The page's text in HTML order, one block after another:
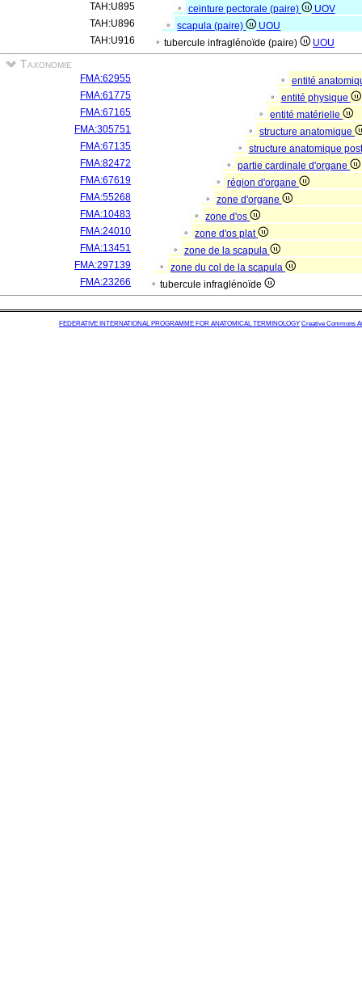
TAH:U895
ceinture pectorale (paire)
UOV
TAH:U896
scapula (paire)
UOU
TAH:U916
tubercule infraglénoïde (paire) UOU
Taxonomie
FMA:62955
entité
FMA:61775
entité physique
FMA:67165
entité matérielle
FMA:305751
structure anatomique
FMA:67135
structure anatomique
FMA:82472
partie cardinale d'organe
FMA:67619
région d'organe
FMA:55268
zone d'organe
FMA:10483
zone d'os
FMA:24010
zone d'os plat
FMA:13451
zone de la scapula
FMA:297139
zone du col de la scapula
FMA:23266
tubercule infraglénoïde
FEDERATIVE INTERNATIONAL PROGRAMME FOR ANATOMICAL TERMINOLOGY Creative Commons